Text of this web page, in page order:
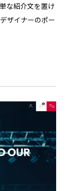
な紹介文を置け
ザイナーのポー